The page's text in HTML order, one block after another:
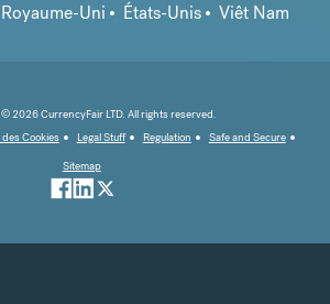
Royaume-Uni États-Unis Viêt Nam
2026 CurrencyFair LTD. All rights reserved.
des Cookies Legal Stuff Regulation
Safe and Secure
Sitemap